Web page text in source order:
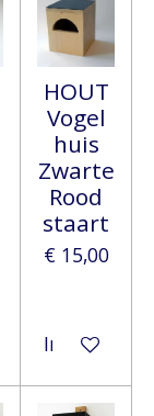
HOUT
Vogel
huis
Zwarte
Rood
staart
€ 15,00
In